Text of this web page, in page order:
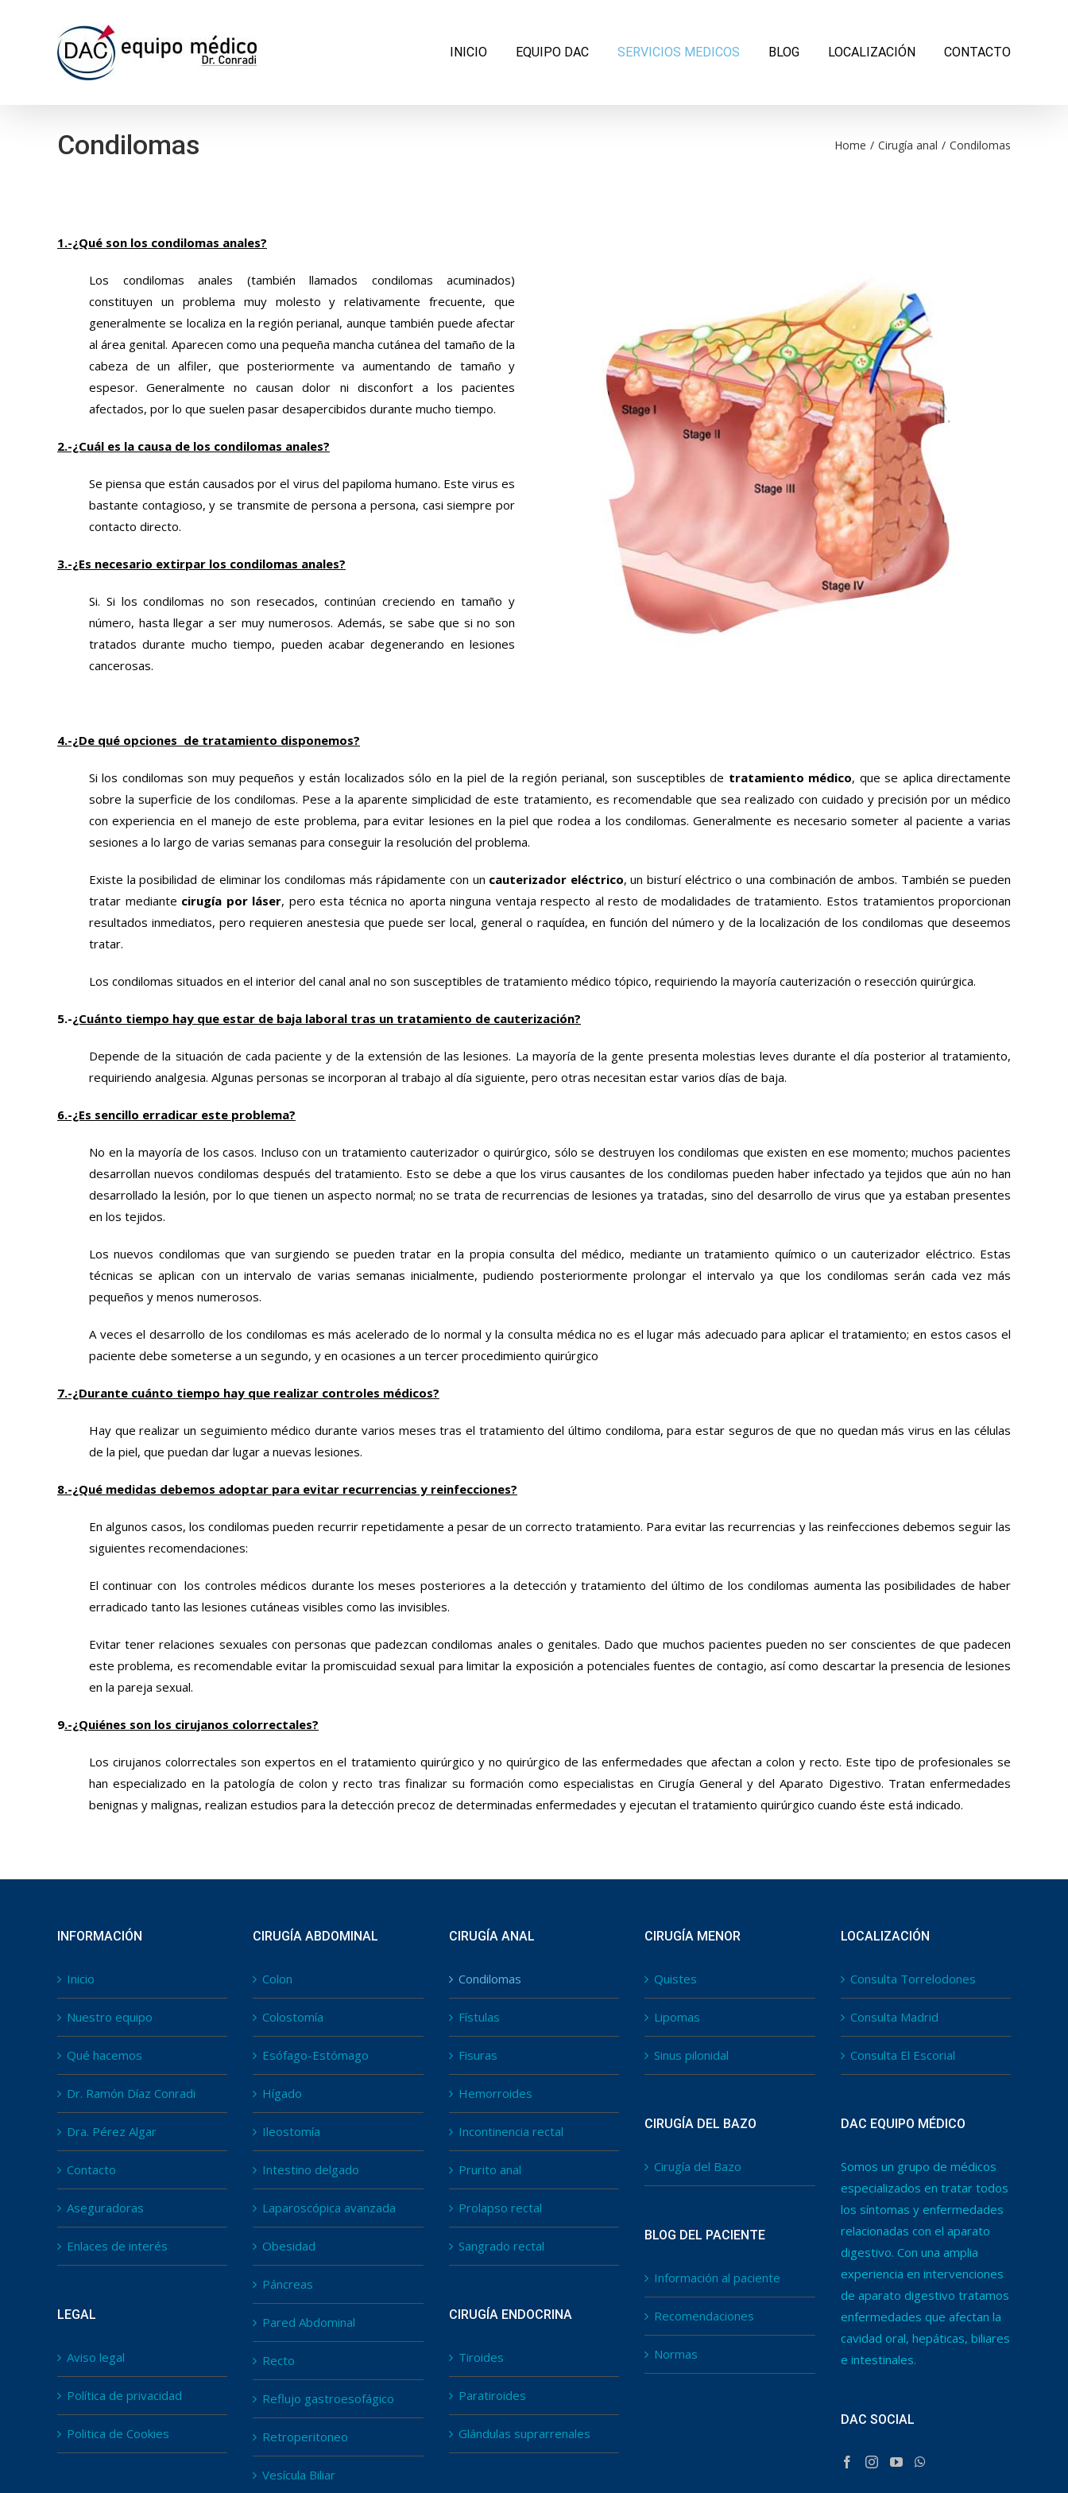
INICIO EQUIPO DAC SERVICIOS MEDICOS BLOG LOCALIZACIÓN CONTACTO
Condilomas Home / Cirugía anal / Condilomas
1.-¿Qué son los condilomas anales?
Los condilomas anales (también llamados condilomas acuminados)
constituyen un problema muy molesto y relativamente frecuente, que
generalmente se localiza en la región perianal, aunque también puede afectar
al área genital. Aparecen como una pequeña mancha cutánea del tamaño de la
cabeza de un alfiler, que posteriormente va aumentando de tamaño y
espesor. Generalmente no causan dolor ni disconfort a los pacientes
afectados, por lo que suelen pasar desapercibidos durante mucho tiempo.
2.-¿Cuál es la causa de los condilomas anales?
Se piensa que están causados por el virus del papiloma humano. Este virus es
bastante contagioso, y se transmite de persona a persona, casi siempre por
contacto directo.
3.-¿Es necesario extirpar los condilomas anales?
Si. Si los condilomas no son resecados, continúan creciendo en tamaño y
número, hasta llegar a ser muy numerosos. Además, se sabe que si no son
tratados durante mucho tiempo, pueden acabar degenerando en lesiones
cancerosas.
4.-¿De qué opciones de tratamiento disponemos?
Si los condilomas son muy pequeños y están localizados sólo en la piel de la región perianal, son susceptibles de tratamiento médico, que se aplica directamente
sobre la superficie de los condilomas. Pese a la aparente simplicidad de este tratamiento, es recomendable que sea realizado con cuidado y precisión por un médico
con experiencia en el manejo de este problema, para evitar lesiones en la piel que rodea a los condilomas. Generalmente es necesario someter al paciente a varias
sesiones a lo largo de varias semanas para conseguir la resolución del problema.
Existe la posibilidad de eliminar los condilomas más rápidamente con un cauterizador eléctrico, un bisturí eléctrico o una combinación de ambos. También se pueden
tratar mediante cirugía por láser, pero esta técnica no aporta ninguna ventaja respecto al resto de modalidades de tratamiento. Estos tratamientos proporcionan
resultados inmediatos, pero requieren anestesia que puede ser local, general o raquídea, en función del número y de la localización de los condilomas que deseemos
tratar.
Los condilomas situados en el interior del canal anal no son susceptibles de tratamiento médico tópico, requiriendo la mayoría cauterización o resección quirúrgica.
5.-¿Cuánto tiempo hay que estar de baja laboral tras un tratamiento de cauterización?
Depende de la situación de cada paciente y de la extensión de las lesiones. La mayoría de la gente presenta molestias leves durante el día posterior al tratamiento,
requiriendo analgesia. Algunas personas se incorporan al trabajo al día siguiente, pero otras necesitan estar varios días de baja.
6.-¿Es sencillo erradicar este problema?
No en la mayoría de los casos. Incluso con un tratamiento cauterizador o quirúrgico, sólo se destruyen los condilomas que existen en ese momento; muchos pacientes
desarrollan nuevos condilomas después del tratamiento. Esto se debe a que los virus causantes de los condilomas pueden haber infectado ya tejidos que aún no han
desarrollado la lesión, por lo que tienen un aspecto normal; no se trata de recurrencias de lesiones ya tratadas, sino del desarrollo de virus que ya estaban presentes
en los tejidos.
Los nuevos condilomas que van surgiendo se pueden tratar en la propia consulta del médico, mediante un tratamiento químico o un cauterizador eléctrico. Estas
técnicas se aplican con un intervalo de varias semanas inicialmente, pudiendo posteriormente prolongar el intervalo ya que los condilomas serán cada vez más
pequeños y menos numerosos.
A veces el desarrollo de los condilomas es más acelerado de lo normal y la consulta médica no es el lugar más adecuado para aplicar el tratamiento; en estos casos el
paciente debe someterse a un segundo, y en ocasiones a un tercer procedimiento quirúrgico
7.-¿Durante cuánto tiempo hay que realizar controles médicos?
Hay que realizar un seguimiento médico durante varios meses tras el tratamiento del último condiloma, para estar seguros de que no quedan más virus en las células
de la piel, que puedan dar lugar a nuevas lesiones.
8.-¿Qué medidas debemos adoptar para evitar recurrencias y reinfecciones?
En algunos casos, los condilomas pueden recurrir repetidamente a pesar de un correcto tratamiento. Para evitar las recurrencias y las reinfecciones debemos seguir las
siguientes recomendaciones:
El continuar con los controles médicos durante los meses posteriores a la detección y tratamiento del último de los condilomas aumenta las posibilidades de haber
erradicado tanto las lesiones cutáneas visibles como las invisibles.
Evitar tener relaciones sexuales con personas que padezcan condilomas anales o genitales. Dado que muchos pacientes pueden no ser conscientes de que padecen
este problema, es recomendable evitar la promiscuidad sexual para limitar la exposición a potenciales fuentes de contagio, así como descartar la presencia de lesiones
en la pareja sexual.
9.-¿Quiénes son los cirujanos colorrectales?
Los cirujanos colorrectales son expertos en el tratamiento quirúrgico y no quirúrgico de las enfermedades que afectan a colon y recto. Este tipo de profesionales se
han especializado en la patología de colon y recto tras finalizar su formación como especialistas en Cirugía General y del Aparato Digestivo. Tratan enfermedades
benignas y malignas, realizan estudios para la detección precoz de determinadas enfermedades y ejecutan el tratamiento quirúrgico cuando éste está indicado.
INFORMACIÓN
Inicio
Nuestro equipo
Qué hacemos
Dr. Ramón Díaz Conradi
Dra. Pérez Algar
Contacto
Aseguradoras
Enlaces de interés
LEGAL
Aviso legal
Política de privacidad
Politica de Cookies
CIRUGÍA ABDOMINAL
Colon
Colostomía
Esófago-Estómago
Hígado
Ileostomía
Intestino delgado
Laparoscópica avanzada
Obesidad
Páncreas
Pared Abdominal
Recto
Reflujo gastroesofágico
Retroperitoneo
Vesícula Biliar
CIRUGÍA ANAL
Condilomas
Fístulas
Fisuras
Hemorroides
Incontinencia rectal
Prurito anal
Prolapso rectal
Sangrado rectal
CIRUGÍA ENDOCRINA
Tiroides
Paratiroides
Glándulas suprarrenales
CIRUGÍA MENOR
Quistes
Lipomas
Sinus pilonidal
CIRUGÍA DEL BAZO
Cirugía del Bazo
BLOG DEL PACIENTE
Información al paciente
Recomendaciones
Normas
LOCALIZACIÓN
Consulta Torrelodones
Consulta Madrid
Consulta El Escorial
DAC EQUIPO MÉDICO
Somos un grupo de médicos
especializados en tratar todos
los síntomas y enfermedades
relacionadas con el aparato
digestivo. Con una amplia
experiencia en intervenciones
de aparato digestivo tratamos
enfermedades que afectan la
cavidad oral, hepáticas, biliares
e intestinales.
DAC SOCIAL